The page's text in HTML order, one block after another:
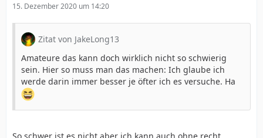
15. Dezember 2020 um 14:20
Zitat von JakeLong13
Amateure das kann doch wirklich nicht so schwierig
sein. Hier so muss man das machen: Ich glaube ich
werde darin immer besser je öfter ich es versuche. Ha
So schwer ist es nicht aber ich kann auch ohne recht